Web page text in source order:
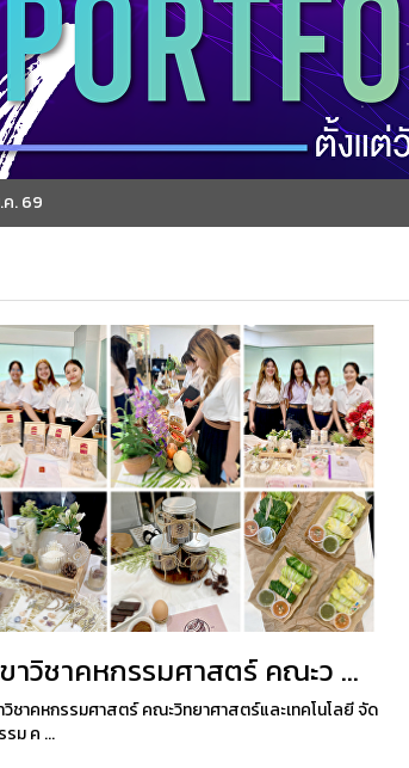
าวิชาคหกรรมศาสตร์ คณะว ...
วิชาคหกรรมศาสตร์ คณะวิทยาศาสตร์และเทคโนโลยี จัด
รม ค ...